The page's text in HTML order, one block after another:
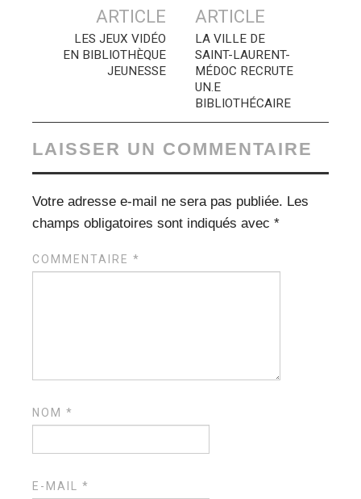
articles
ARTICLE
LES JEUX VIDÉO
EN BIBLIOTHÈQUE
JEUNESSE
ARTICLE
LA VILLE DE
SAINT-LAURENT-
MÉDOC RECRUTE
UN.E
BIBLIOTHÉCAIRE
LAISSER UN COMMENTAIRE
Votre adresse e-mail ne sera pas publiée. Les
champs obligatoires sont indiqués avec*
COMMENTAIRE*
NOM*
E-MAIL*